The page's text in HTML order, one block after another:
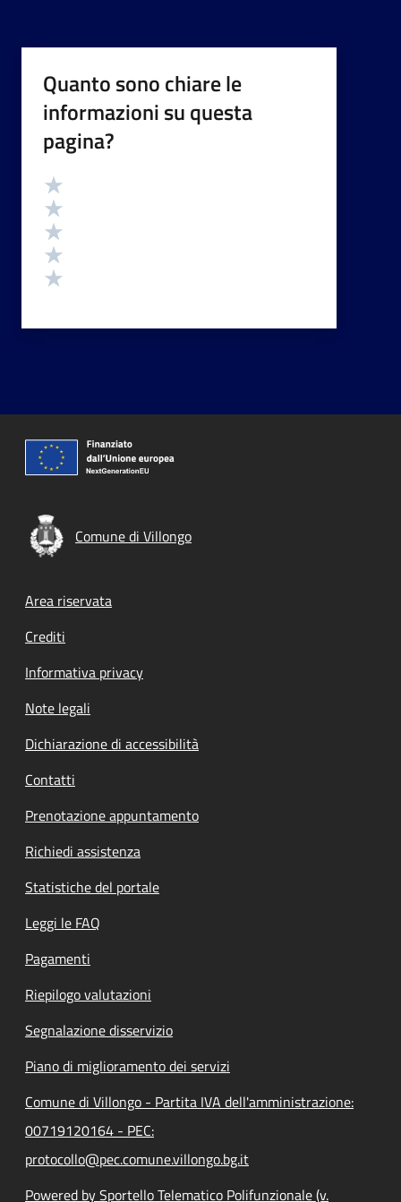
Quanto sono chiare le
informazioni su questa
pagina?
Valutazione
Comune di Villongo
Footer menu
Area riservata
Crediti
Informativa privacy
Note legali
Dichiarazione di accessibilità
Contatti
Prenotazione appuntamento
Richiedi assistenza
Statistiche del portale
Leggi le FAQ
Pagamenti
Riepilogo valutazioni
Segnalazione disservizio
Piano di miglioramento dei servizi
Comune di Villongo - Partita IVA dell'amministrazione:
00719120164 - PEC:
protocollo@pec.comune.villongo.bg.it
Powered by Sportello Telematico Polifunzionale (v.